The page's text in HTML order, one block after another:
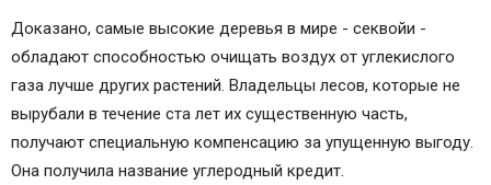
Доказано, самые высокие деревья в мире - секвойи -
обладают способностью очищать воздух от углекислого
газа лучше других растений. Владельцы лесов, которые не
вырубали в течение ста лет их существенную часть,
получают специальную компенсацию за упущенную выгоду.
Она получила название углеродный кредит.